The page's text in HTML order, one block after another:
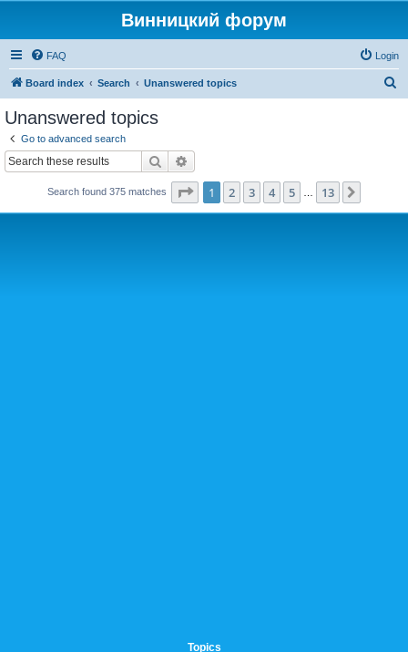
Винницкий форум
FAQ Login
Board index Search Unanswered topics
Unanswered topics
Go to advanced search
Search
Search found 375 matches Page 1of 13
1 2 3 4 5 13
Topics